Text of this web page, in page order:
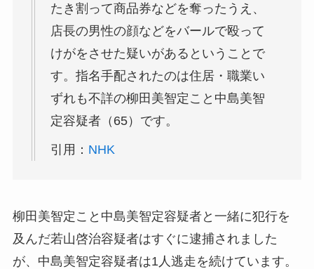
たき割って商品券などを奪ったうえ、
店長の男性の顔などをバールで殴って
けがをさせた疑いがあるということで
す。指名手配されたのは住居・職業い
ずれも不詳の柳田美智定こと中島美智
定容疑者（65）です。
引用： NHK
柳田美智定こと中島美智定容疑者と一緒に犯行を
及んだ若山啓治容疑者はすぐに逮捕されました
が、中島美智定容疑者は1人逃走を続けています。